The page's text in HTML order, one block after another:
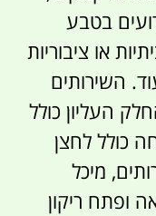
בטבע
או ציבוריות
השירותים
העליון כולל
כולל לחצן
מיכל
ופתח ריקון